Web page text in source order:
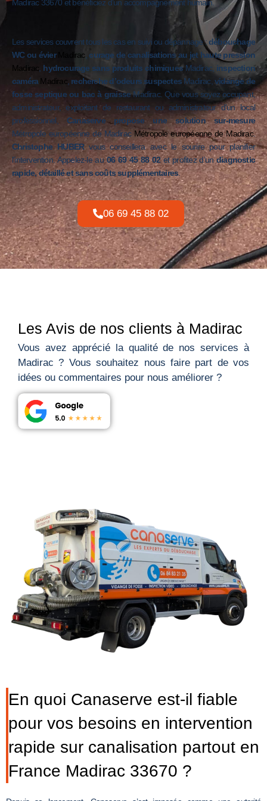
Madirac 33670 et bénéficiez d’un accompagnement humain.
Les services couvrent tous les cas en suivi ou dépannage :débouchage
WC ou évier
Madirac, curage de canalisations au jet haute pression
Madirac, hydrocurage sans produits chimiquesMadirac, inspection
caméra Madirac, recherche d’odeurs suspectesMadirac,vidange de
fosse septique ou bac à graisseMadirac. Que vous soyez occupant,
administrateur, exploitant de restaurant ou administrateur d’un local
professionnel, Canaserve propose une solution sur-mesure
Métropole européenne de Madirac Métropole européenne de Madirac.
Christophe HUBERvous conseillera avec le sourire pour planifier
l’intervention. Appelez-le au06 69 45 88 02et profitez d’undiagnostic
rapide, détaillé et sans coûts supplémentaires.
06 69 45 88 02
Les Avis de nos clients à Madirac
Vous avez apprécié la qualité de nos services à
Madirac ? Vous souhaitez nous faire part de vos
idées ou commentaires pour nous améliorer ?
En quoi Canaserve est-il fiable
pour vos besoins en intervention
rapide sur canalisation partout en
France Madirac 33670 ?